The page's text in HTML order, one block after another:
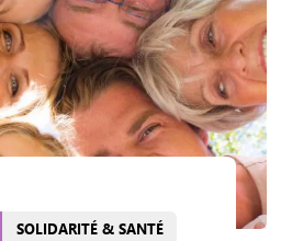
SOLIDARITÉ & SANTÉ